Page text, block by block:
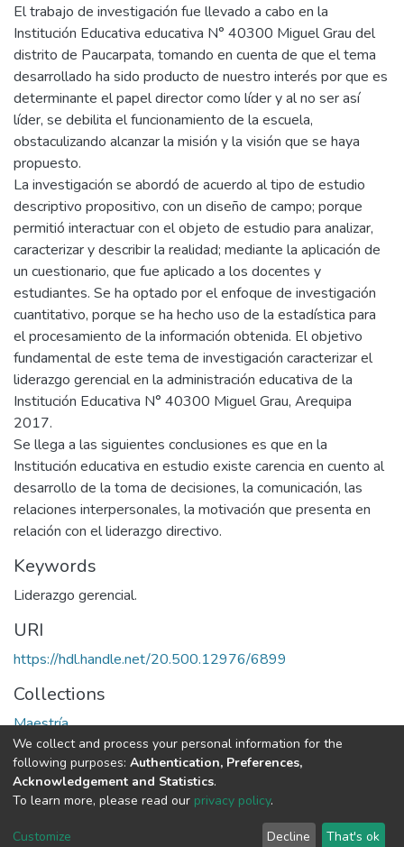
El trabajo de investigación fue llevado a cabo en la
Institución Educativa educativa N° 40300 Miguel Grau del
distrito de Paucarpata, tomando en cuenta de que el tema
desarrollado ha sido producto de nuestro interés por que es
determinante el papel director como líder y al no ser así
líder, se debilita el funcionamiento de la escuela,
obstaculizando alcanzar la misión y la visión que se haya
propuesto.
La investigación se abordó de acuerdo al tipo de estudio
descriptivo propositivo, con un diseño de campo; porque
permitió interactuar con el objeto de estudio para analizar,
caracterizar y describir la realidad; mediante la aplicación de
un cuestionario, que fue aplicado a los docentes y
estudiantes. Se ha optado por el enfoque de investigación
cuantitativo, porque se ha hecho uso de la estadística para
el procesamiento de la información obtenida. El objetivo
fundamental de este tema de investigación caracterizar el
liderazgo gerencial en la administración educativa de la
Institución Educativa N° 40300 Miguel Grau, Arequipa
2017.
Se llega a las siguientes conclusiones es que en la
Institución educativa en estudio existe carencia en cuento al
desarrollo de la toma de decisiones, la comunicación, las
relaciones interpersonales, la motivación que presenta en
relación con el liderazgo directivo.
Keywords
Liderazgo gerencial.
URI
https://hdl.handle.net/20.500.12976/6899
Collections
Maestría
Full item page
DSpace software copyright © 2002-2026
Cookie
End User
Send
We collect and process your personal information for the
following purposes: Authentication, Preferences,
Acknowledgement and Statistics.
To learn more, please read our privacy policy.
Customize Decline That's ok